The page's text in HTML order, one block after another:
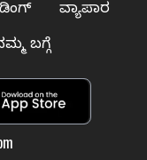
ವ್ಯಾಪಾರ
ಬಗ್ಗೆ